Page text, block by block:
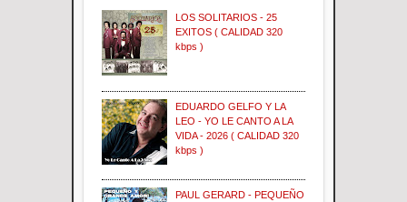
LOS SOLITARIOS - 25
EXITOS ( CALIDAD 320
kbps )
EDUARDO GELFO Y LA
LEO - YO LE CANTO A LA
VIDA - 2026 ( CALIDAD 320
kbps )
PAUL GERARD - PEQUEÑO